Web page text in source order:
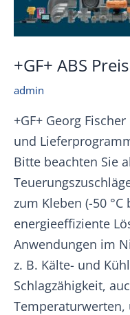
+GF+ ABS
admin
+GF+ Georg
und
Bitte beachten Sie
zum Kleben (-50 °C
energieeffiziente
Anwendungen im
z. B. Kälte- und
Schlagzähigkeit,
Temperaturwerten,